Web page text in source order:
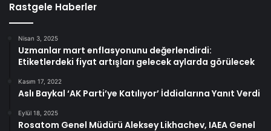
Rastgele Haberler
Nisan 3, 2025
Uzmanlar mart enflasyonunu değerlendirdi:
Etiketlerdeki fiyat artışları gelecek aylarda görülecek
Kasım 17, 2022
Aslı Baykal ‘AK Parti’ye Katılıyor’ İddialarına Yanıt Verdi
Eylül 18, 2025
Rosatom Genel Müdürü Aleksey Likhachev, IAEA Genel